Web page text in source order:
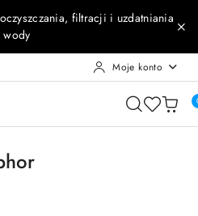
filtracji i uzdatniania
wody
Moje konto